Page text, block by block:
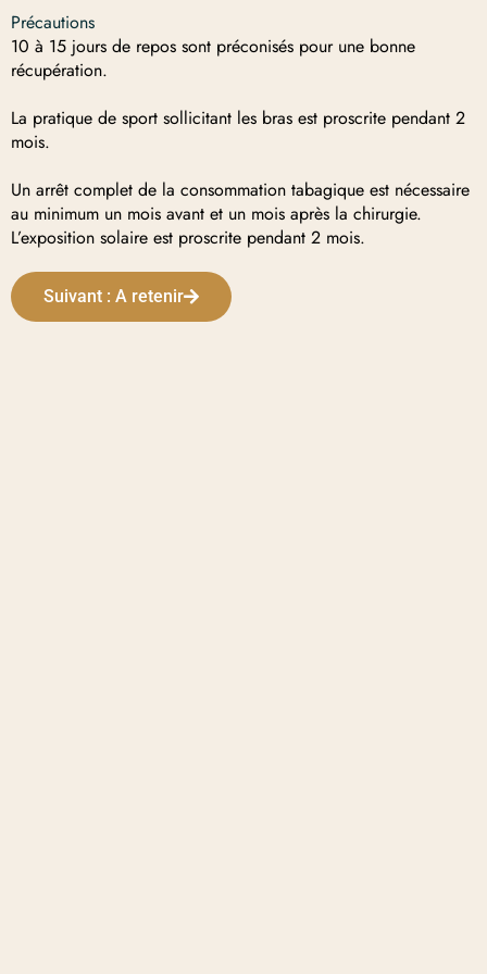
Précautions
10 à 15 jours de repos sont préconisés pour une bonne
récupération.
La pratique de sport sollicitant les bras est proscrite pendant 2
mois.
Un arrêt complet de la consommation tabagique est nécessaire
au minimum un mois avant et un mois après la chirurgie.
L’exposition solaire est proscrite pendant 2 mois.
Suivant : A retenir